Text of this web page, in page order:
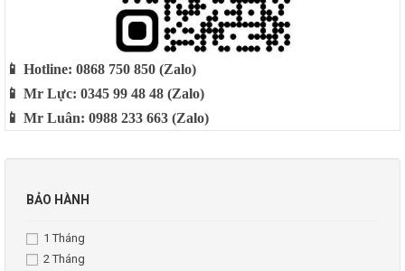
📱 Hotline: 0868 750 850 (Zalo)
📱 Mr Lực: 0345 99 48 48 (Zalo)
📱 Mr Luân: 0988 233 663 (Zalo)
BẢO HÀNH
1 Tháng
2 Tháng